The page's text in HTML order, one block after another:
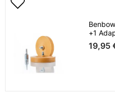
+1
19,95